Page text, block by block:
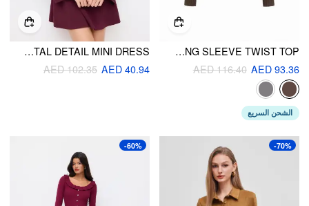
KNIT V-NECK LONG SLEEVE TWIST TOP
AED 93.36
AED 116.40
الشحن السريع
V-NECK BELL SLEEVE METAL DETAIL MINI DRESS
AED 40.94
AED 102.35
-70%
-60%